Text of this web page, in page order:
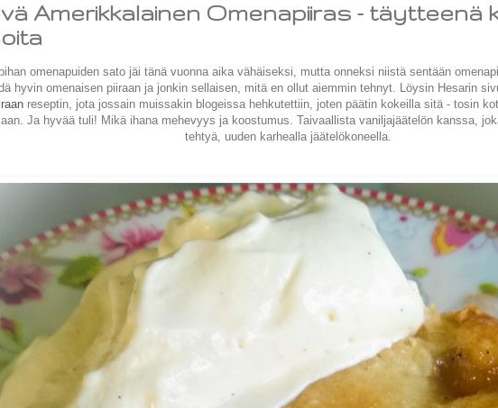
Amerikkalainen Omenapiiras - täytteenä
omenapuiden sato jäi tänä vuonna aika vähäiseksi, mutta onneksi niistä sentään
hyvin omenaisen piiraan ja jonkin sellaisen, mitä en ollut aiemmin tehnyt. Löysin Hesarin
reseptin, jota jossain muissakin blogeissa hehkutettiin, joten päätin kokeilla sitä - tosin
Ja hyvää tuli! Mikä ihana mehevyys ja koostumus. Taivaallista vaniljajäätelön kanssa,
tehtyä, uuden karhealla jäätelökoneella.